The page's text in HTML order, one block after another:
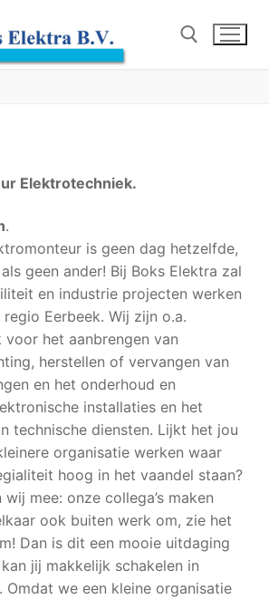
Elektrotechniek.
.
is geen dag hetzelfde,
geen ander! Bij Boks Elektra zal
en industrie projecten werken
Eerbeek. Wij zijn o.a.
het aanbrengen van
herstellen of vervangen van
en het onderhoud en
installaties en het
technische diensten. Lijkt het jou
organisatie werken waar
hoog in het vaandel staan?
mee: onze collega’s maken
ook buiten werk om, zie het
Dan is dit een mooie uitdaging
jij makkelijk schakelen in
Omdat we een kleine organisatie